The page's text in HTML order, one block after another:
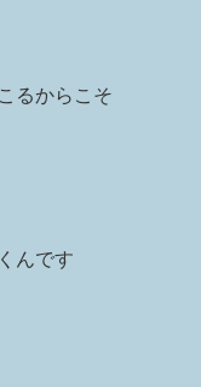
るからこそ
んです